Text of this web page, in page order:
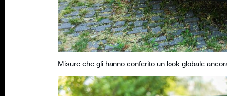
Misure che gli hanno conferito un look globale